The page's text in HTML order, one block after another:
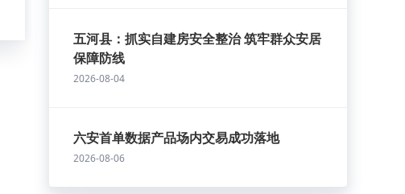
五河县：抓实自建房安全整治 筑牢群众安居
保障防线
2026-08-04
六安首单数据产品场内交易成功落地
2026-08-06